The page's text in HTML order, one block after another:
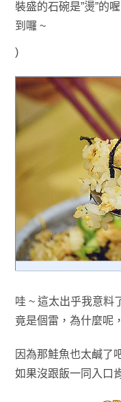
裝盛的石碗是”燙”的喔
到囉 ~
)
哇 ~ 這太出乎我意料
竟是個雷 ，為什麼呢，
因為那鮭魚也太鹹了
如果沒跟飯一同入口